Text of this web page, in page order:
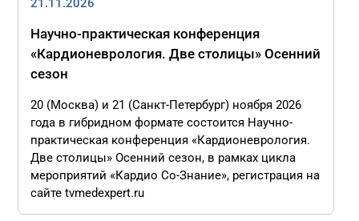
21.11.2026
Научно-практическая конференция
«Кардионеврология. Две столицы» Осенний
сезон
20 (Москва) и 21 (Санкт-Петербург) ноября 2026
года в гибридном формате состоится Научно-
практическая конференция «Кардионеврология.
Две столицы» Осенний сезон, в рамках цикла
мероприятий «Кардио Co-Знание», регистрация на
сайте tvmedexpert.ru